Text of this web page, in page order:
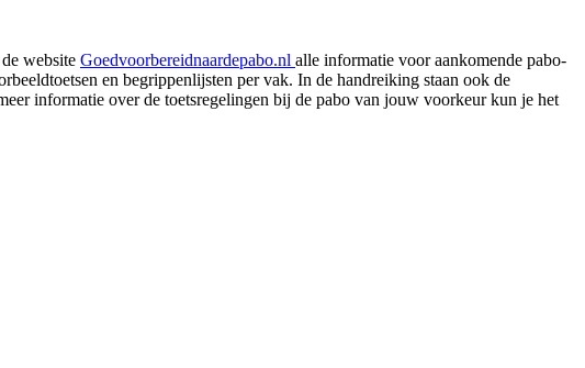
website Goedvoorbereidnaardepabo.nl alle informatie voor aankomende pabo-
en begrippenlijsten per vak. In de handreiking staan ook de
informatie over de toetsregelingen bij de pabo van jouw voorkeur kun je het